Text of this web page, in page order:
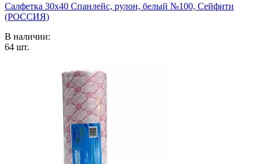
Салфетка 30х40 Спанлейс, рулон, белый №100, Сейфити
(РОССИЯ)
В наличии:
64 шт.